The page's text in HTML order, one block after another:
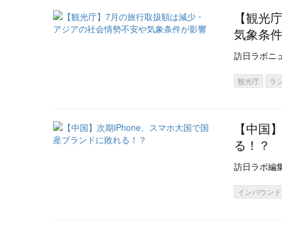
【観光
気象条
訪日ラボニ
観光庁 ラ
【中国
る！？
訪日ラボ編
インバウン